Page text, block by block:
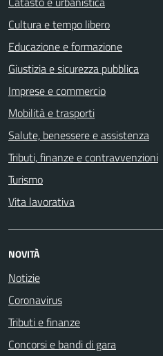
Cultura e tempo libero
Educazione e formazione
Giustizia e sicurezza pubblica
Imprese e commercio
Mobilità e trasporti
Salute, benessere e assistenza
Tributi, finanze e contravvenzioni
Turismo
Vita lavorativa
NOVITÀ
Notizie
Coronavirus
Tributi e finanze
Concorsi e bandi di gara